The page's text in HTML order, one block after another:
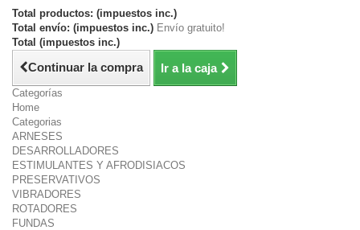
Total productos: (impuestos inc.)
Total envío: (impuestos inc.) Envío gratuito!
Total (impuestos inc.)
Continuar la compra Ir a la caja
Categorías
Home
Categorias
ARNESES
DESARROLLADORES
ESTIMULANTES Y AFRODISIACOS
PRESERVATIVOS
VIBRADORES
ROTADORES
FUNDAS